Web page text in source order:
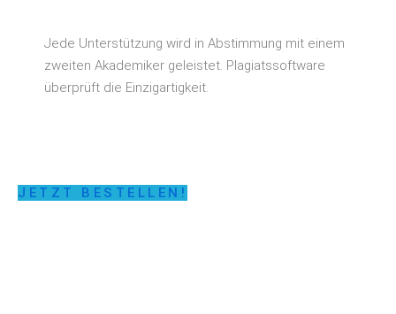
Jede Unterstützung wird in Abstimmung mit einem
zweiten Akademiker geleistet. Plagiatssoftware
überprüft die Einzigartigkeit.
JETZT BESTELLEN!